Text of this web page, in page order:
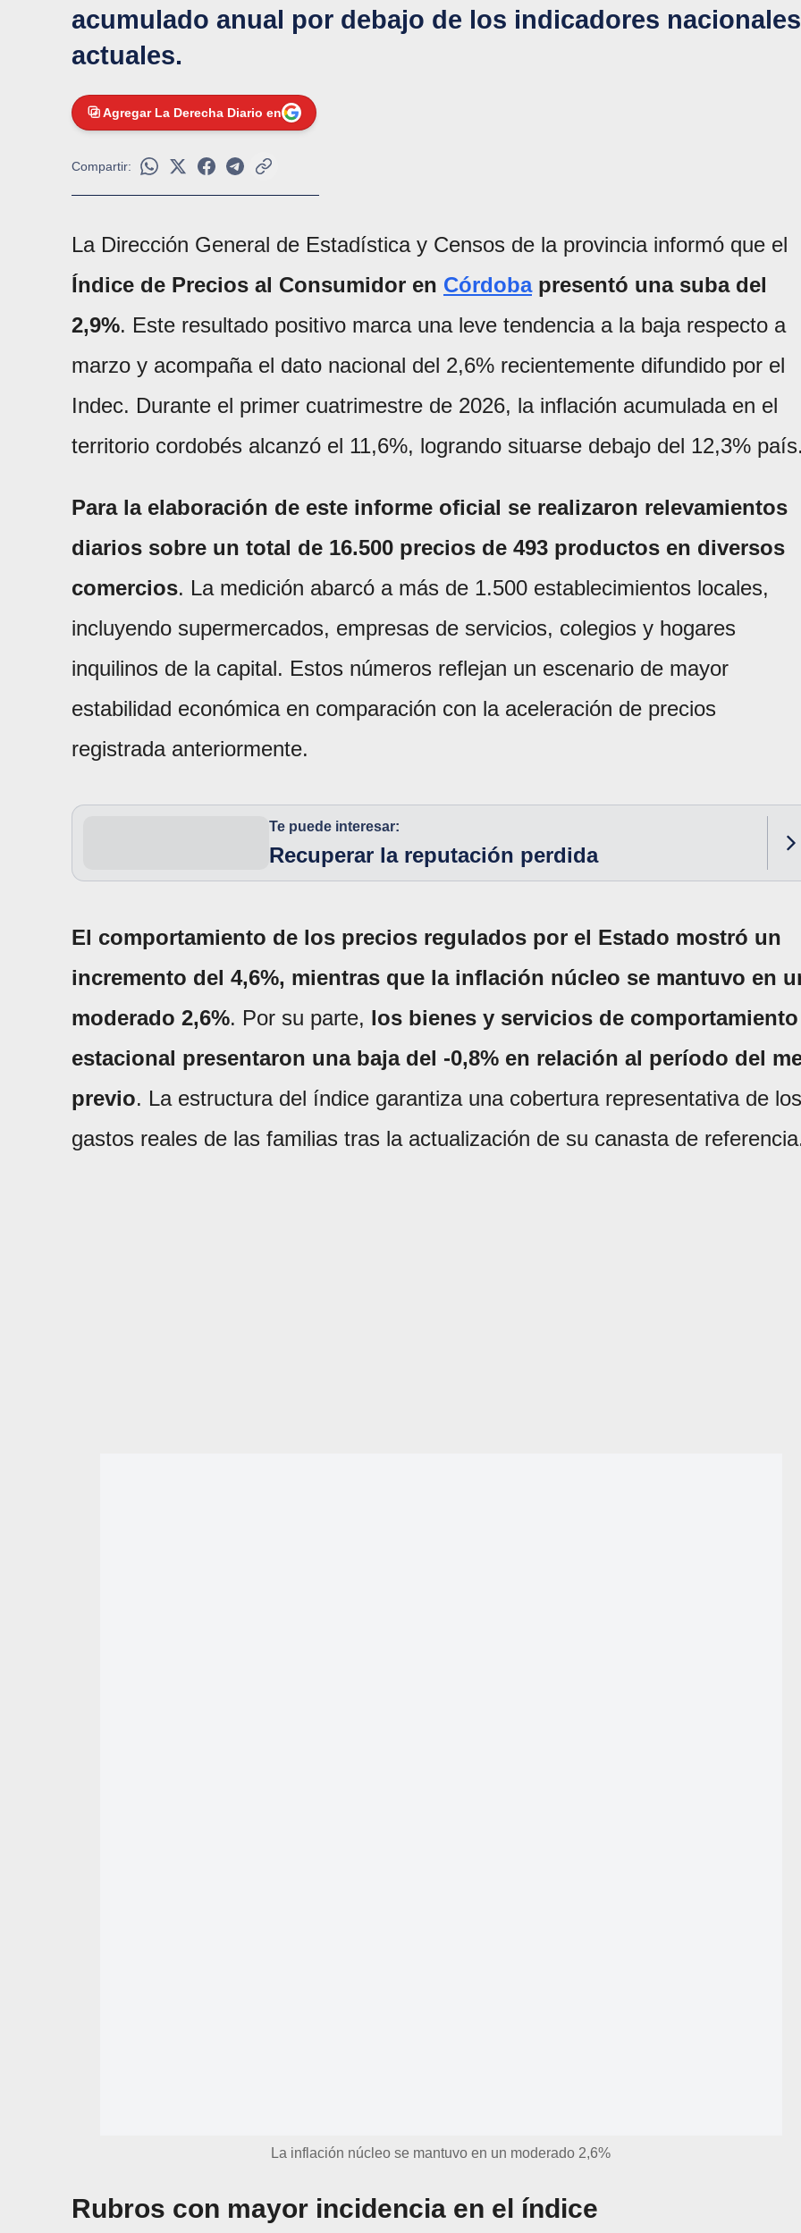
acumulado anual por debajo de los indicadores nacionales
actuales.
Agregar La Derecha Diario en
Compartir:
La Dirección General de Estadística y Censos de la provincia informó que el
Índice de Precios al Consumidor en Córdobapresentó una suba del
2,9%. Este resultado positivo marca una leve tendencia a la baja respecto a
marzo y acompaña el dato nacional del 2,6% recientemente difundido por el
Indec. Durante el primer cuatrimestre de 2026, la inflación acumulada en el
territorio cordobés alcanzó el 11,6%, logrando situarse debajo del 12,3%
Para la elaboración de este informe oficial se realizaron relevamientos
diarios sobre un total de 16.500 precios de 493 productos en diversos
comercios. La medición abarcó a más de 1.500 establecimientos locales,
incluyendo supermercados, empresas de servicios, colegios y hogares
inquilinos de la capital. Estos números reflejan un escenario de mayor
estabilidad económica en comparación con la aceleración de precios
registrada anteriormente.
Te puede interesar:
Recuperar la reputación perdida
El comportamiento de los precios regulados por el Estado mostró un
incremento del 4,6%, mientras que la inflación núcleo se mantuvo en
moderado 2,6%. Por su parte, los bienes y servicios de comportamiento
estacional presentaron una baja del -0,8% en relación al período del
previo. La estructura del índice garantiza una cobertura representativa de los
gastos reales de las familias tras la actualización de su canasta de
La inflación núcleo se mantuvo en un moderado 2,6%
Rubros con mayor incidencia en el índice